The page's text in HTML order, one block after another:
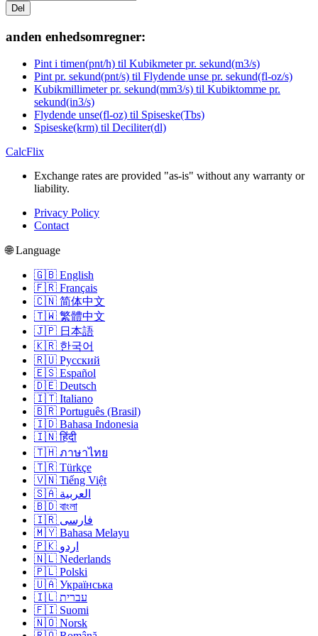
Del
anden enhedsomregner:
Pint i timen(pnt/h) til Kubikmeter pr. sekund(m3/s)
Pint pr. sekund(pnt/s) til Flydende unse pr. sekund(fl-oz/s)
Kubikmillimeter pr. sekund(mm3/s) til Kubiktomme pr.
sekund(in3/s)
Flydende unse(fl-oz) til Spiseske(Tbs)
Spiseske(krm) til Deciliter(dl)
CalcFlix
Exchange rates are provided "as-is" without any warranty or
liability.
Privacy Policy
Contact
🌐 Language
🇬🇧 English
🇫🇷 Français
🇨🇳 简体中文
🇹🇼 繁體中文
🇯🇵 日本語
🇰🇷 한국어
🇷🇺 Русский
🇪🇸 Español
🇩🇪 Deutsch
🇮🇹 Italiano
🇧🇷 Português (Brasil)
🇮🇩 Bahasa Indonesia
🇮🇳 हिंदी
🇹🇭 ภาษาไทย
🇹🇷 Türkçe
🇻🇳 Tiếng Việt
🇸🇦 العربية
🇧🇩 বাংলা
🇮🇷 فارسی
🇲🇾 Bahasa Melayu
🇵🇰 اردو
🇳🇱 Nederlands
🇵🇱 Polski
🇺🇦 Українська
🇮🇱 עברית
🇫🇮 Suomi
🇳🇴 Norsk